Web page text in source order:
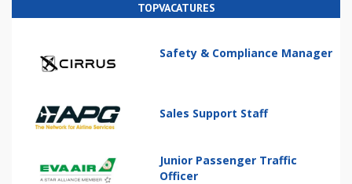
TOPVACATURES
Safety & Compliance Manager
Sales Support Staff
Junior Passenger Traffic
Officer